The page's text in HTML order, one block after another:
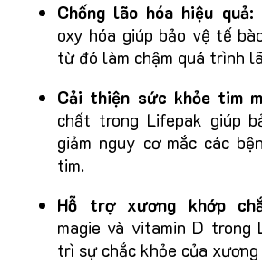
Chống lão hóa hiệu quả:
oxy hóa giúp bảo vệ tế
từ đó làm chậm quá trình
Cải thiện sức khỏe tim
chất trong Lifepak giúp
giảm nguy cơ mắc các
tim.
Hỗ trợ xương khớp
magie và vitamin D trong
trì sự chắc khỏe của xương